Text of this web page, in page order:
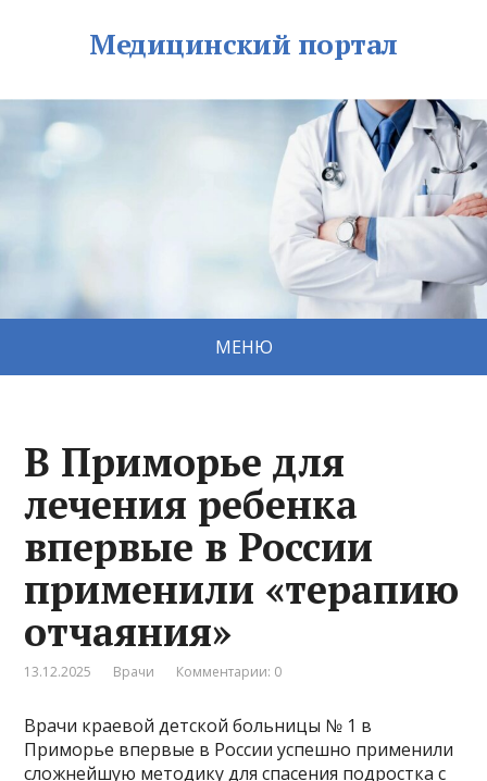
Медицинский портал
МЕНЮ
В Приморье для
лечения ребенка
впервые в России
применили «терапию
отчаяния»
13.12.2025 Врачи Комментарии: 0
Врачи краевой детской больницы № 1 в
Приморье впервые в России успешно применили
сложнейшую методику для спасения подростка с